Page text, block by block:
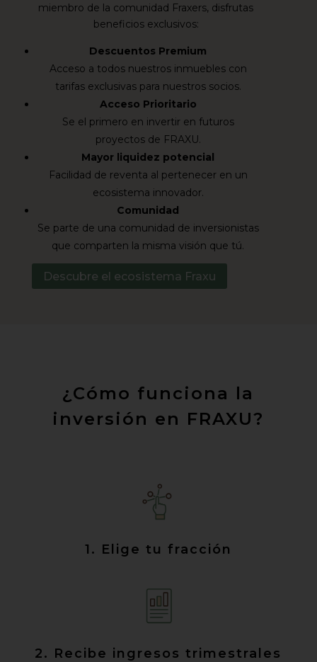
miembro de la comunidad Fraxers, disfrutas
beneficios exclusivos:
Descuentos Premium
Acceso a todos nuestros inmuebles con
tarifas exclusivas para nuestros socios.
Acceso Prioritario
Se el primero en invertir en futuros
proyectos de FRAXU.
Mayor liquidez potencial
Facilidad de reventa al pertenecer en un
ecosistema innovador.
Comunidad
Se parte de una comunidad de inversionistas
que comparten la misma visión que tú.
Descubre el ecosistema Fraxu
¿Cómo funciona la
inversión en FRAXU?
1. Elige tu fracción
2. Recibe ingresos trimestrales